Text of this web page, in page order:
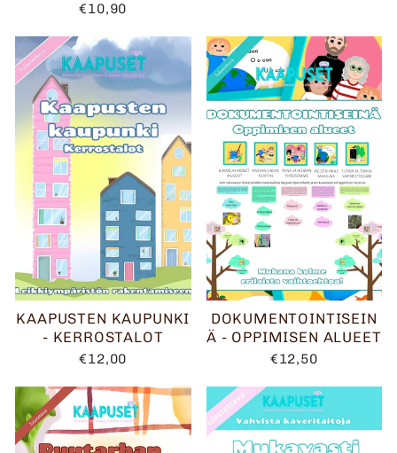
€10,90
KAAPUSTEN KAUPUNKI
- KERROSTALOT
€12,00
DOKUMENTOINTISEIN
Ä - OPPIMISEN ALUEET
€12,50